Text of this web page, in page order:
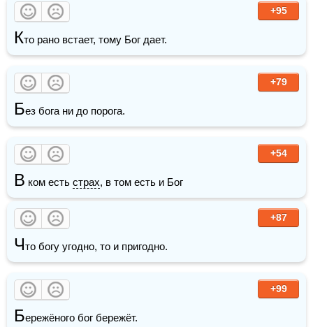
+95
Кто рано встает, тому Бог дает.
+79
Без бога ни до порога.
+54
В ком есть страх, в том есть и Бог
+87
Что богу угодно, то и пригодно.
+99
Бережёного бог бережёт.